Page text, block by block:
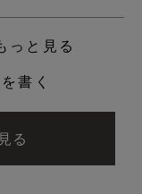
っと見る
書く
る